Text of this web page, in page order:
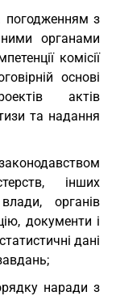
погодженням з
органами
комісії
основі
актів
та надання
інших
органів
документи і
дані
наради з